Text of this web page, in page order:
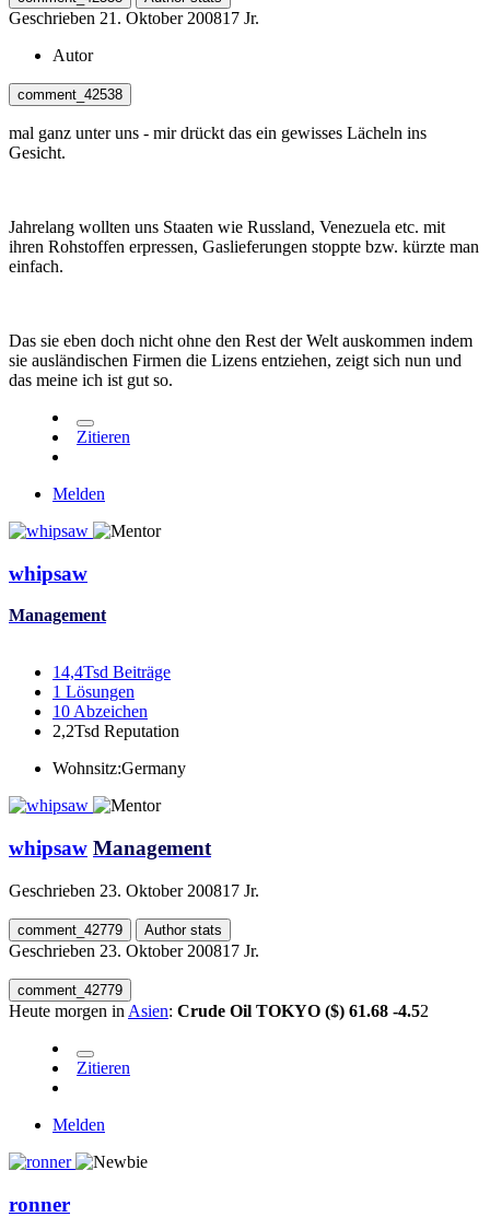
Geschrieben 21. Oktober 200817 Jr.
Autor
comment_42538
mal ganz unter uns - mir drückt das ein gewisses Lächeln ins
Gesicht.
Jahrelang wollten uns Staaten wie Russland, Venezuela etc. mit
ihren Rohstoffen erpressen, Gaslieferungen stoppte bzw. kürzte man
einfach.
Das sie eben doch nicht ohne den Rest der Welt auskommen indem
sie ausländischen Firmen die Lizens entziehen, zeigt sich nun und
das meine ich ist gut so.
Zitieren
Melden
whipsaw
Management
14,4Tsd Beiträge
1 Lösungen
10 Abzeichen
2,2Tsd Reputation
Wohnsitz:Germany
whipsaw Management
Geschrieben 23. Oktober 200817 Jr.
comment_42779 Author stats
Geschrieben 23. Oktober 200817 Jr.
comment_42779
Heute morgen in Asien: Crude Oil TOKYO ($) 61.68 -4.52
Zitieren
Melden
ronner